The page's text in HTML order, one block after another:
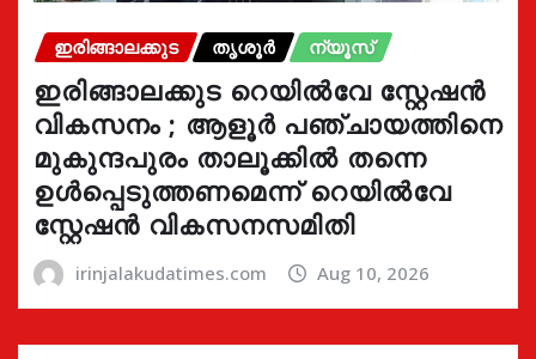
ഇരിങ്ങാലക്കുട തൃശൂർ ന്യൂസ്
ഇരിങ്ങാലക്കുട റെയിൽവേ സ്റ്റേഷൻ
വികസനം ; ആളൂർ പഞ്ചായത്തിനെ
മുകുന്ദപുരം താലൂക്കിൽ തന്നെ
ഉൾപ്പെടുത്തണമെന്ന് റെയിൽവേ
സ്റ്റേഷൻ വികസനസമിതി
irinjalakudatimes.com Aug 10, 2026